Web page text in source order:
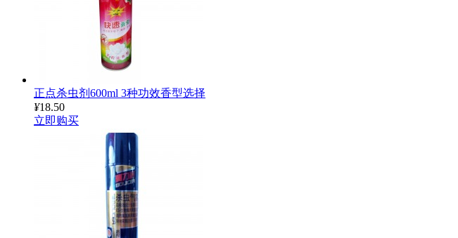
正点杀虫剂600ml 3种功效香型选择
¥18.50
立即购买